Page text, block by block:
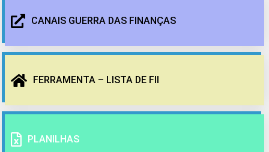
CANAIS GUERRA DAS FINANÇAS
FERRAMENTA – LISTA DE FII
PLANILHAS